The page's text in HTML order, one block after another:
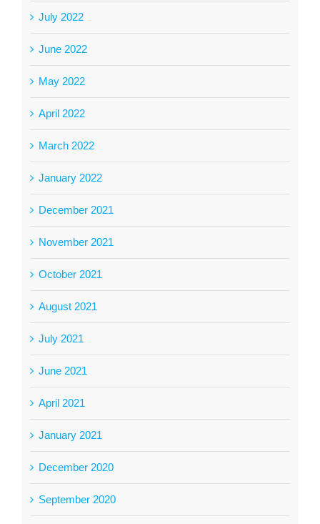
July 2022
June 2022
May 2022
April 2022
March 2022
January 2022
December 2021
November 2021
October 2021
August 2021
July 2021
June 2021
April 2021
January 2021
December 2020
September 2020